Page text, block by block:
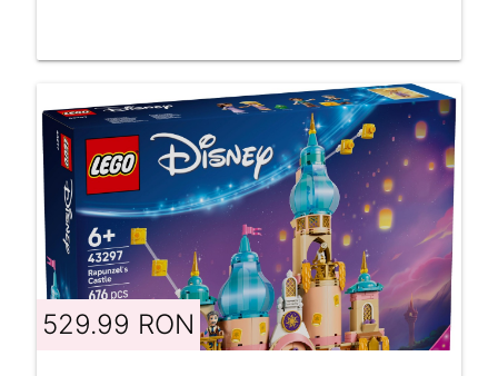
529.99 RON